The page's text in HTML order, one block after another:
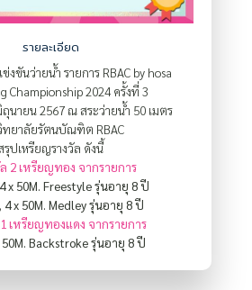
รายละเอียด
งขันว่ายน้ำ รายการ RBAC by hosa
Championship 2024 ครั้งที่ 3
นายน 2567 ณ สระว่ายนํ้า 50 เมตร
ทยาลัยรัตนบัณฑิต RBAC
รุปเหรียญรางวัล ดังนี้
ล 2 เหรียญทอง จากรายการ
x 50M. Freestyle รุ่นอายุ 8 ปี
4 x 50M. Medley รุ่นอายุ 8 ปี
1 เหรียญทองแดง จากรายการ
50M. Backstroke รุ่นอายุ 8 ปี